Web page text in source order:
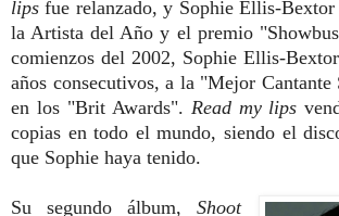
lips fue relanzado, y Sophie Ellis-
la Artista del Año y el premio
comienzos del 2002, Sophie Ellis-
años consecutivos, a la "Mejor
en los "Brit Awards". Read my lips
copias en todo el mundo, siendo el
que Sophie haya tenido.
Su segundo álbum,Shoot